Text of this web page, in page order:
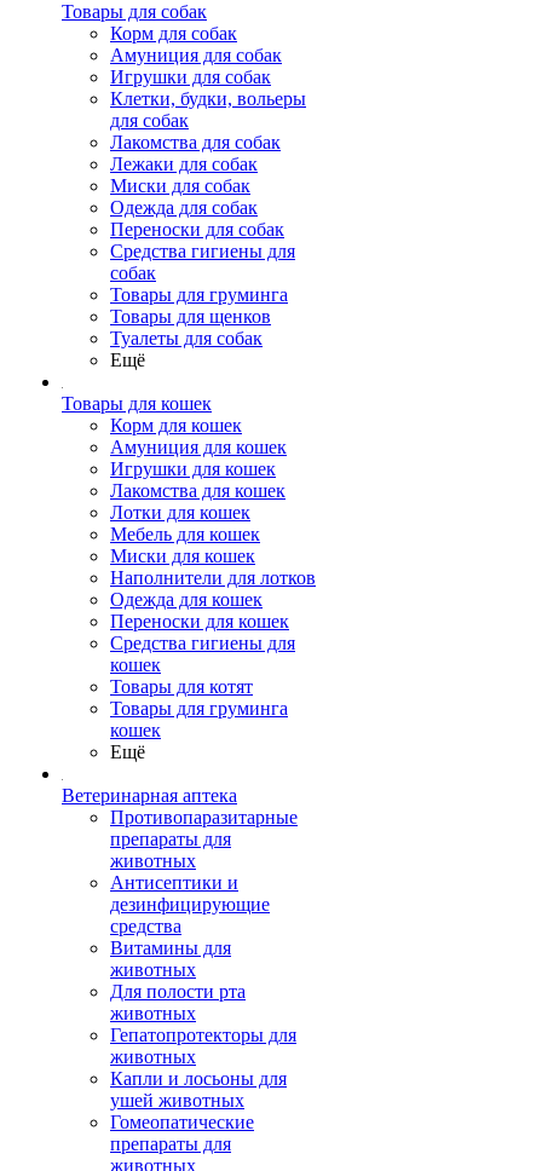
Товары для собак
Корм для собак
Амуниция для собак
Игрушки для собак
Клетки, будки, вольеры
для собак
Лакомства для собак
Лежаки для собак
Миски для собак
Одежда для собак
Переноски для собак
Средства гигиены для
собак
Товары для груминга
Товары для щенков
Туалеты для собак
Ещё
Товары для кошек
Корм для кошек
Амуниция для кошек
Игрушки для кошек
Лакомства для кошек
Лотки для кошек
Мебель для кошек
Миски для кошек
Наполнители для лотков
Одежда для кошек
Переноски для кошек
Средства гигиены для
кошек
Товары для котят
Товары для груминга
кошек
Ещё
Ветеринарная аптека
Противопаразитарные
препараты для
животных
Антисептики и
дезинфицирующие
средства
Витамины для
животных
Для полости рта
животных
Гепатопротекторы для
животных
Капли и лосьоны для
ушей животных
Гомеопатические
препараты для
животных